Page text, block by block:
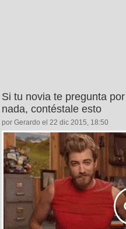
Si tu novia te pregunta
nada, contéstale esto
por Gerardo el 22 dic 2015, 18:50